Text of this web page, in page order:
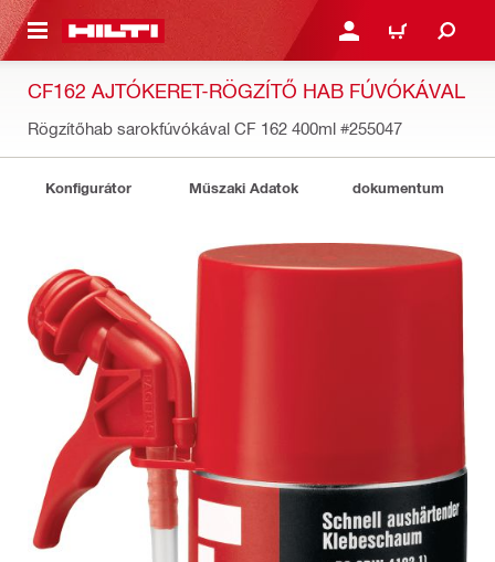
TARTALOMRA BEJELENTKEZÉS VAGY
KOSÁR
CF162 AJTÓKERET-RÖGZÍTŐ HAB FÚVÓKÁVAL
Rögzítőhab sarokfúvókával CF 162 400ml #255047
Konfigurátor Műszaki Adatok dokumentum